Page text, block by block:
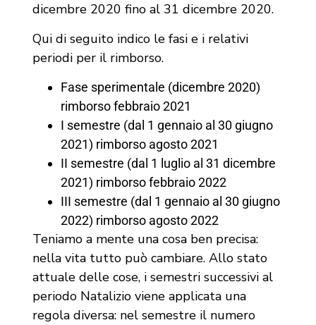
dicembre 2020 fino al 31 dicembre 2020.
Qui di seguito indico le fasi e i relativi
periodi per il rimborso.
Fase sperimentale (dicembre 2020)
rimborso febbraio 2021
I semestre (dal 1 gennaio al 30 giugno
2021) rimborso agosto 2021
II semestre (dal 1 luglio al 31 dicembre
2021) rimborso febbraio 2022
III semestre (dal 1 gennaio al 30 giugno
2022) rimborso agosto 2022
Teniamo a mente una cosa ben precisa:
nella vita tutto può cambiare. Allo stato
attuale delle cose, i semestri successivi al
periodo Natalizio viene applicata una
regola diversa: nel semestre il numero